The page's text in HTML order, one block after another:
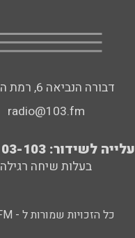
דבורה הנביאה 6, רמת השרון
radio@103.fm
עלייה לשידור: 0552-103-103
בעלות שיחה רגילה
כל הזכויות שמורות ל - 103FM